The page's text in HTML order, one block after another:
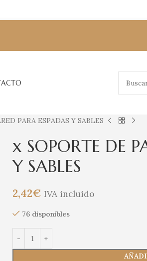
PARA ESPADAS Y SABLES
x SOPORTE DE
Y SABLES
2,42€ IVA incluido
76 disponibles